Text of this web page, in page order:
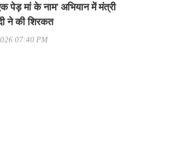
पेड़ मां के नाम' अभियान में मंत्री
ने की शिरकत
07:40 PM